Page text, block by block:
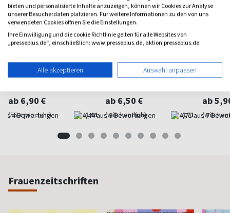
Der Spiegel
Das Nachrichten-Magazin
ab 6,90 €
(55 x pro Jahr) 4,44
stern
Nachrichten, Hintergründe,
ab 6,50 €
(wöchentlich) 4,71
Focus
Das
ab
Frauenzeitschriften
bieten und personalisierte Inhalte anzuzeigen, können wir Cookies zur Analyse
unserer Besucherdaten platzieren. Für weitere Informationen zu den von uns
verwendeten Cookies öffnen Sie die Einstellungen.
Ihre Einwilligung und die cookie Richtlinie gelten für alle Websites von
„presseplus.de“, einschließlich: www.presseplus.de, aktion.presseplus.de.
Alle akzeptieren Auswahl anpassen